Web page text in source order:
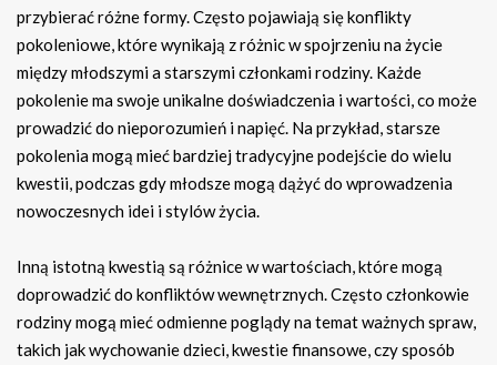
przybierać różne formy. Często pojawiają się konflikty
pokoleniowe, które wynikają z różnic w spojrzeniu na życie
między młodszymi a starszymi członkami rodziny. Każde
pokolenie ma swoje unikalne doświadczenia i wartości, co może
prowadzić do nieporozumień i napięć. Na przykład, starsze
pokolenia mogą mieć bardziej tradycyjne podejście do wielu
kwestii, podczas gdy młodsze mogą dążyć do wprowadzenia
nowoczesnych idei i stylów życia.
Inną istotną kwestią są różnice w wartościach, które mogą
doprowadzić do konfliktów wewnętrznych. Często członkowie
rodziny mogą mieć odmienne poglądy na temat ważnych spraw,
takich jak wychowanie dzieci, kwestie finansowe, czy sposób